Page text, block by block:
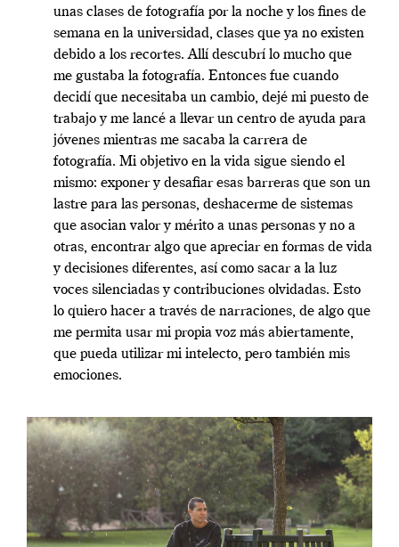
unas clases de fotografía por la noche y los fines de
semana en la universidad, clases que ya no existen
debido a los recortes. Allí descubrí lo mucho que
me gustaba la fotografía. Entonces fue cuando
decidí que necesitaba un cambio, dejé mi puesto de
trabajo y me lancé a llevar un centro de ayuda para
jóvenes mientras me sacaba la carrera de
fotografía. Mi objetivo en la vida sigue siendo el
mismo: exponer y desafiar esas barreras que son un
lastre para las personas, deshacerme de sistemas
que asocian valor y mérito a unas personas y no a
otras, encontrar algo que apreciar en formas de vida
y decisiones diferentes, así como sacar a la luz
voces silenciadas y contribuciones olvidadas. Esto
lo quiero hacer a través de narraciones, de algo que
me permita usar mi propia voz más abiertamente,
que pueda utilizar mi intelecto, pero también mis
emociones.